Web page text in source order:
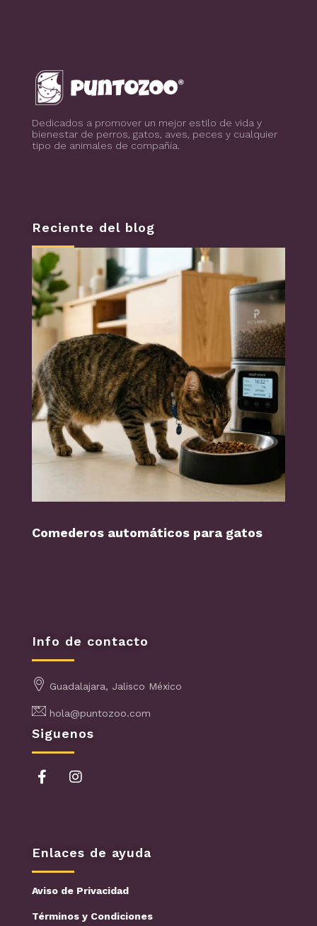
PuntoZoo
Dedicados a promover un mejor estilo de vida y
bienestar de perros, gatos, aves, peces y cualquier
tipo de animales de compañía.
Reciente del blog
Comederos automáticos para gatos
Info de contacto
Guadalajara, Jalisco México
hola@puntozoo.com
Siguenos
Enlaces de ayuda
Aviso de Privacidad
Términos y Condiciones